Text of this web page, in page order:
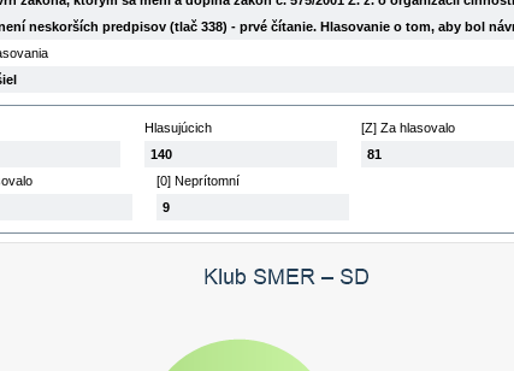
neskorších predpisov (tlač 338) - prvé čítanie. Hlasovanie o tom, aby bol
Hlasujúcich
140
[Z] Za hlasovalo
81
[0] Neprítomní
9